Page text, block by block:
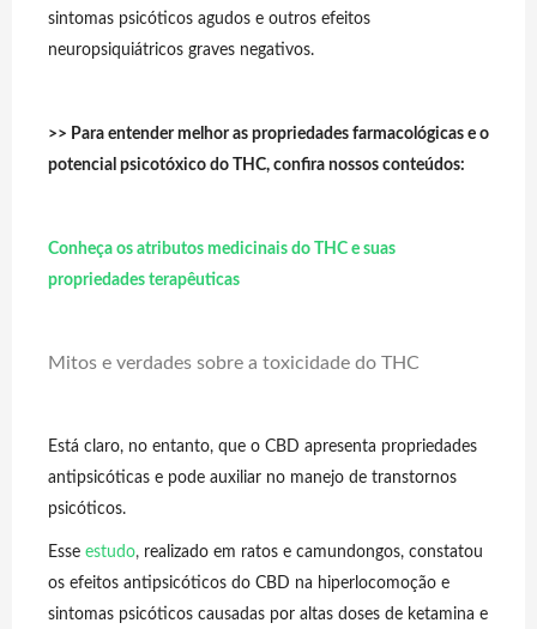
sintomas psicóticos agudos e outros efeitos
neuropsiquiátricos graves negativos.
>> Para entender melhor as propriedades farmacológicas e o
potencial psicotóxico do THC, confira nossos conteúdos:
Conheça os atributos medicinais do THC e suas
propriedades terapêuticas
Mitos e verdades sobre a toxicidade do THC
Está claro, no entanto, que o CBD apresenta propriedades
antipsicóticas e pode auxiliar no manejo de transtornos
psicóticos.
Esse estudo, realizado em ratos e camundongos, constatou
os efeitos antipsicóticos do CBD na hiperlocomoção e
sintomas psicóticos causadas por altas doses de ketamina e